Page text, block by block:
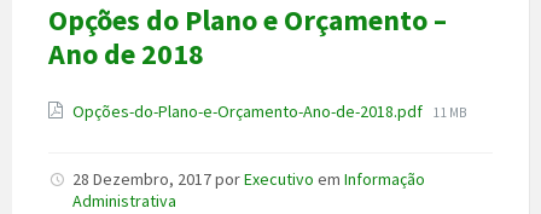
Opções do Plano e Orçamento –
Ano de 2018
Anexo
Opções-do-Plano-e-Orçamento-Ano-de-2018.pdf File
11 MB
28 Dezembro, 2017porExecutivo em Informação
Administrativa